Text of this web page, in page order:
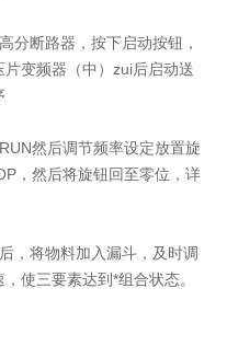
断路器，按下启动按钮，
变频器（中）zui后启动送
然后调节频率设定放置旋
，然后将旋钮回至零位，详
将物料加入漏斗，及时调
使三要素达到*组合状态。